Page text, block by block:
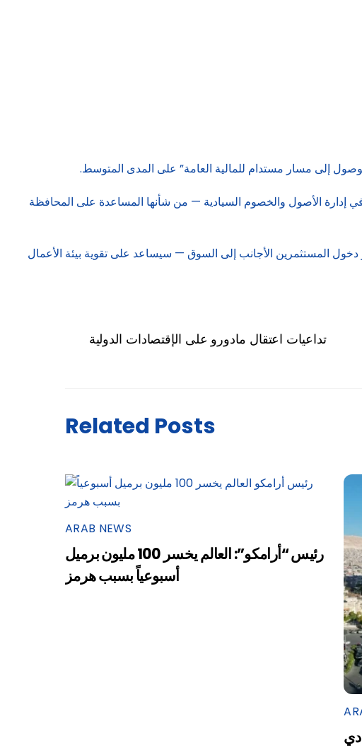
إلى مسار مستدام للمالية العامة” على المدى المتوسط.
إدارة الأصول والخصوم السيادية — من شأنها المساعدة على المحافظة
المستثمرين الأجانب إلى السوق — سيساعد على تقوية بيئة الأعمال
تداعيات اعتقال مادورو على الإقتصادات الدولية
Related Posts
ARAB NEWS
رئيس “أرامكو”: العالم يخسر 100 مليون برميل
أسبوعياً بسبب هرمز